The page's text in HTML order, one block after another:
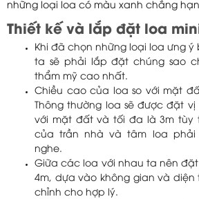
những loại loa có màu xanh chẳng
Thiết kế và lắp đặt loa
Khi đã chọn những loại loa ưng
ta sẽ phải lắp đặt chúng sao
thẩm mỹ cao nhất.
Chiều cao của loa so với mặt
Thông thường loa sẽ được đặt
với mặt đất và tối đa là 3m tùy
của trần nhà và tâm loa phải
nghe.
Giữa các loa với nhau ta nên
4m, dựa vào không gian và
chỉnh cho hợp lý.